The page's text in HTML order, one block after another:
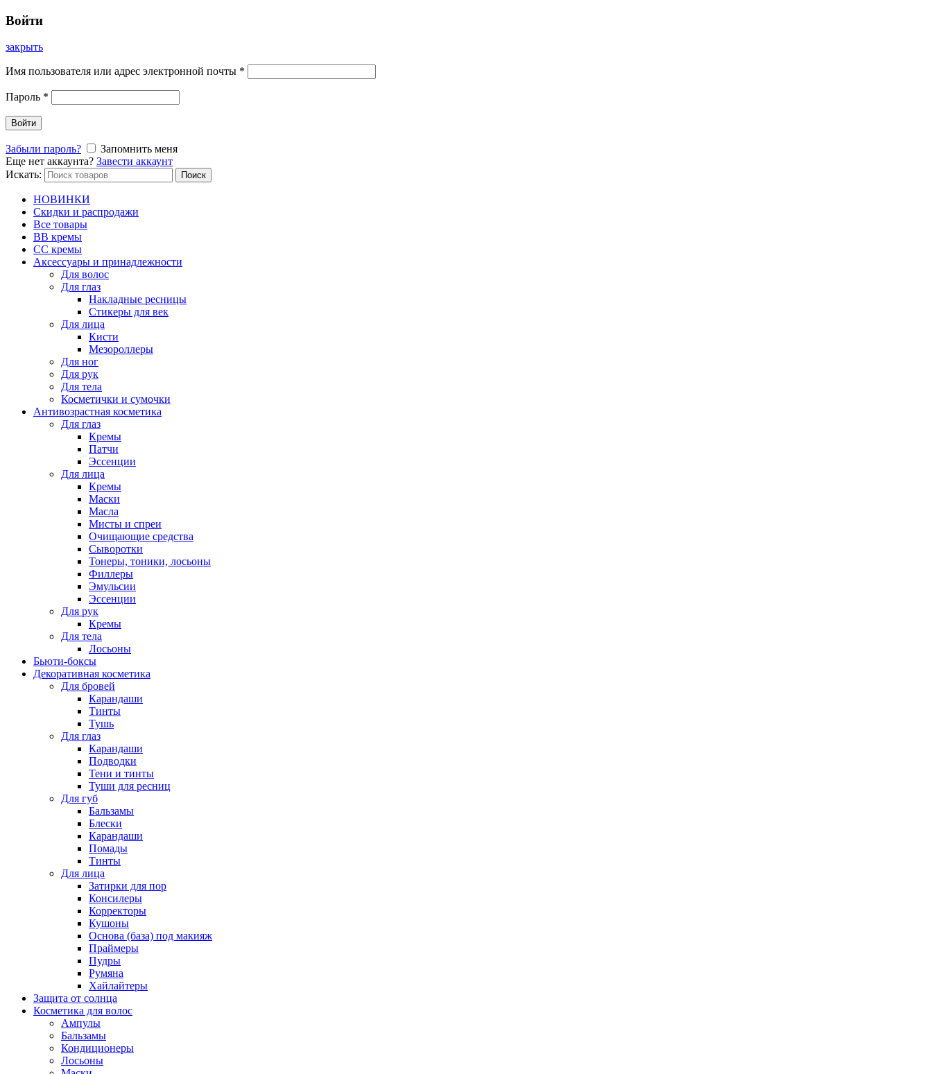
Войти
закрыть
Имя пользователя или адрес электронной почты *
Пароль *
Войти
Забыли пароль?
Запомнить меня
Еще нет аккаунта? Завести аккаунт
Искать:
Поиск
НОВИНКИ
Скидки и распродажи
Все товары
BB кремы
CC кремы
Аксессуары и принадлежности
Для волос
Для глаз
Накладные ресницы
Стикеры для век
Для лица
Кисти
Мезороллеры
Для ног
Для рук
Для тела
Косметички и сумочки
Антивозрастная косметика
Для глаз
Кремы
Патчи
Эссенции
Для лица
Кремы
Маски
Масла
Мисты и спреи
Очищающие средства
Сыворотки
Тонеры, тоники, лосьоны
Филлеры
Эмульсии
Эссенции
Для рук
Кремы
Для тела
Лосьоны
Бьюти-боксы
Декоративная косметика
Для бровей
Карандаши
Тинты
Тушь
Для глаз
Карандаши
Подводки
Тени и тинты
Туши для ресниц
Для губ
Бальзамы
Блески
Карандаши
Помады
Тинты
Для лица
Затирки для пор
Консилеры
Корректоры
Кушоны
Основа (база) под макияж
Праймеры
Пудры
Румяна
Хайлайтеры
Защита от солнца
Косметика для волос
Ампулы
Бальзамы
Кондиционеры
Лосьоны